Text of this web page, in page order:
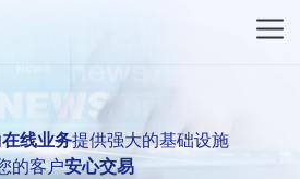
在线业务提供强大的基础设施
的客户安心交易